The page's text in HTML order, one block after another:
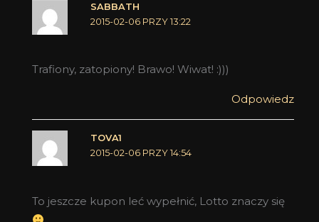
SABBATH
2015-02-06 PRZY 13:22
Trafiony, zatopiony! Brawo! Wiwat! :)))
Odpowiedz
TOVA1
2015-02-06 PRZY 14:54
To jeszcze kupon leć wypełnić, Lotto znaczy się